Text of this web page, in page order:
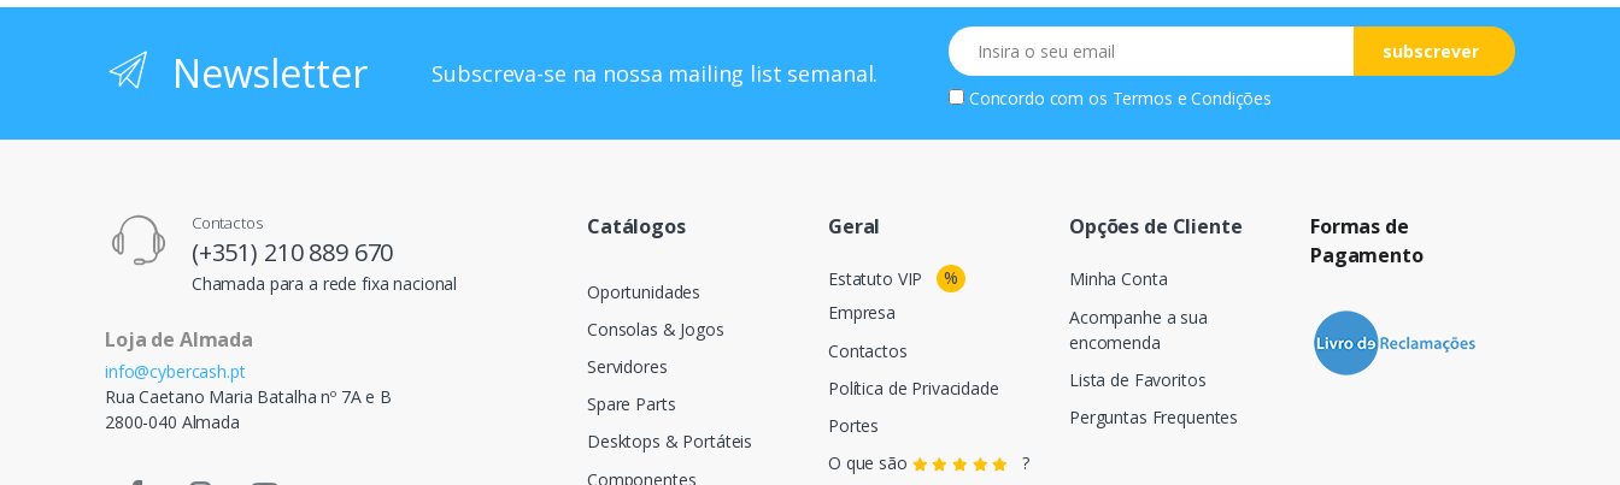
Newsletter Subscreva-se na nossa mailing list semanal.
Email
subscrever
Concordo com os Termos e Condições
Contactos
(+351) 210 889 670
Chamada para a rede fixa nacional
Loja de Almada
info@cybercash.pt
Rua Caetano Maria Batalha nº 7A e B
2800-040 Almada
Catálogos
Oportunidades
Consolas & Jogos
Servidores
Spare Parts
Desktops & Portáteis
Componentes
Geral
Estatuto VIP
%
Empresa
Contactos
Política de Privacidade
Portes
O que são
?
Opções de Cliente
Minha Conta
Acompanhe a sua
encomenda
Lista de Favoritos
Perguntas Frequentes
Formas de
Pagamento